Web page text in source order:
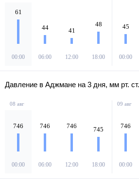
61
00:00
44
06:00
41
12:00
48
18:00
45
00:00
Давление в Аджмане на 3 дня, мм рт. ст.
08 авг
746
00:00
746
06:00
746
12:00
745
18:00
09 авг
746
00:00